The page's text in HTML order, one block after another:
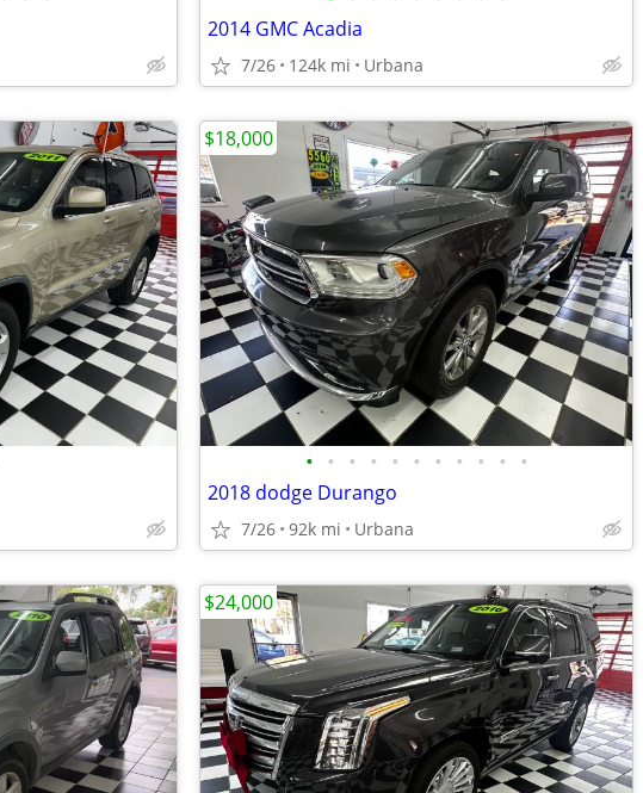
2014 GMC Acadia
7/26 124k mi Urbana
• • • • • • • • • • •
2018 dodge Durango
7/26 92k mi Urbana
$18,000
$24,000